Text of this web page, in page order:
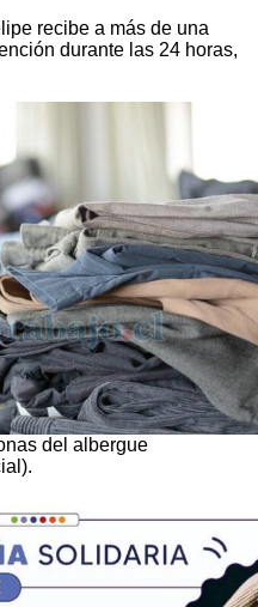
recibe a más de una
durante las 24 horas,
del albergue